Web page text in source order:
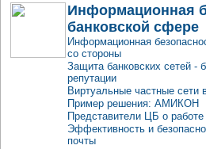
Информационная
банковской сфере
Информационная
со стороны
Защита банковских сетей -
репутации
Виртуальные частные сети
Пример решения: АМИКОН
Представители ЦБ о
Эффективность и
почты